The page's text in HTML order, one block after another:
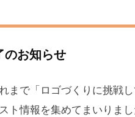
のお知らせ
まで「ロゴづくりに挑戦
ト情報を集めてまいりま